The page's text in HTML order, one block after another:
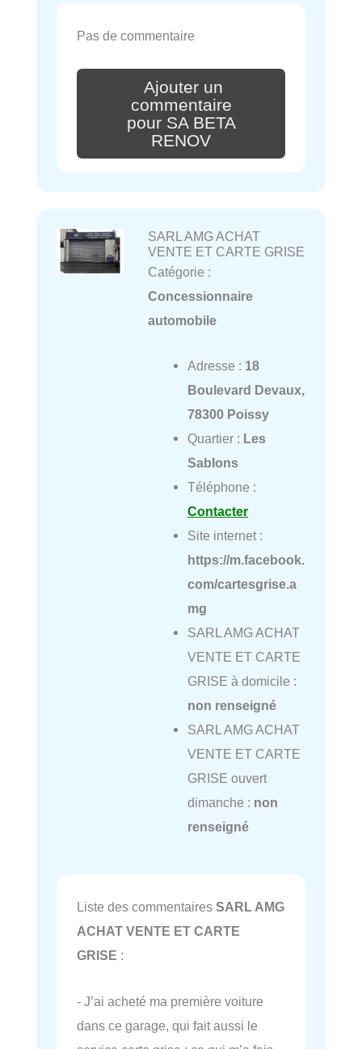
Pas de commentaire
Ajouter un
commentaire
pour SA BETA
RENOV
SARL AMG ACHAT
VENTE ET CARTE GRISE
Catégorie :
Concessionnaire
automobile
Adresse : 18
Boulevard Devaux,
78300 Poissy
Quartier : Les
Sablons
Téléphone :
Contacter
Site internet :
https://m.facebook.
com/cartesgrise.a
mg
SARL AMG ACHAT
VENTE ET CARTE
GRISE à domicile :
non renseigné
SARL AMG ACHAT
VENTE ET CARTE
GRISE ouvert
dimanche : non
renseigné
Liste des commentaires SARL AMG
ACHAT VENTE ET CARTE
GRISE :
- J’ai acheté ma première voiture
dans ce garage, qui fait aussi le